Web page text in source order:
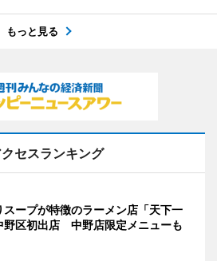
もっと見る
セスランキング
スープが特徴のラーメン店「天下一
野区初出店 中野店限定メニューも